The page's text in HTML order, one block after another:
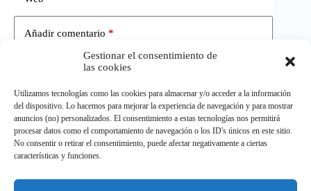
Gestionar el consentimiento de
las cookies
Utilizamos tecnologías como las cookies para almacenar y/o acceder a la información
del dispositivo. Lo hacemos para mejorar la experiencia de navegación y para mostrar
anuncios (no) personalizados. El consentimiento a estas tecnologías nos permitirá
procesar datos como el comportamiento de navegación o los ID's únicos en este sitio.
No consentir o retirar el consentimiento, puede afectar negativamente a ciertas
características y funciones.
Añadir comentario *
Publicar el comentario